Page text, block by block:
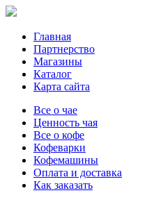
Главная
Партнерство
Магазины
Каталог
Карта сайта
Все о чае
Ценность чая
Все о кофе
Кофеварки
Кофемашины
Оплата и доставка
Как заказать